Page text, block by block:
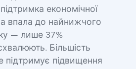
економічної
впала до найнижчого
— лише 37%
Більшість
підтримує підвищення